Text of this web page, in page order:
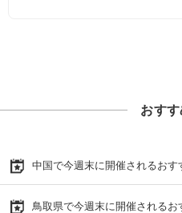
おす
中国で今週末に開催されるおす
鳥取県で今週末に開催されるお